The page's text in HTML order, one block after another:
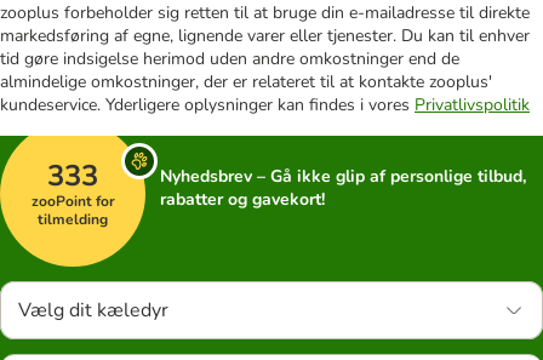
zooplus forbeholder sig retten til at bruge din e-mailadresse til direkte
markedsføring af egne, lignende varer eller tjenester. Du kan til enhver
tid gøre indsigelse herimod uden andre omkostninger end de
almindelige omkostninger, der er relateret til at kontakte zooplus'
kundeservice. Yderligere oplysninger kan findes i vores Privatlivspolitik
333
zooPoint for
tilmelding
Nyhedsbrev – Gå ikke glip af personlige tilbud,
rabatter og gavekort!
Vælg dit kæledyr